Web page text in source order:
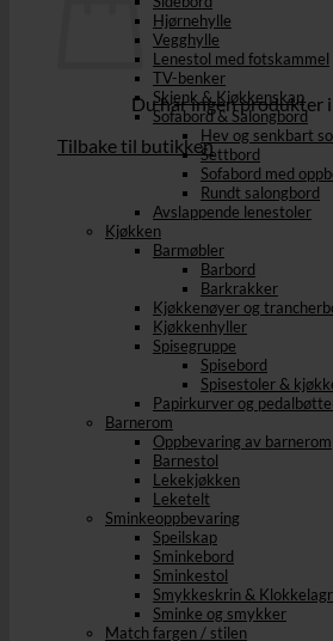
Du har ingen produkter
Tilbake til butikken
Hjørnehylle
Vegghylle
Lenestol med fotskammel
TV-benker
Skjenk & Kjøkkenskap
Sofabord & Salongbord
Hev og senkbart
Settbord
Sofabord med
Rundt salongbord
Avslappende lenestoler
Kjøkken
Barmøbler
Barbord
Barkrakker
Kjøkkenøyer og
Kjøkkenhyller
Spisegruppe
Spisebord
Spisestoler &
Papirkurver og
Barnerom
Oppbevaring av barnerom
Barnestol
Lekekjøkken
Leketelt
Sminkeoppbevaring
Speilskap
Sminkebord
Sminkestol
Smykkeskrin &
Sminke og smykker
Match fargen / stilen